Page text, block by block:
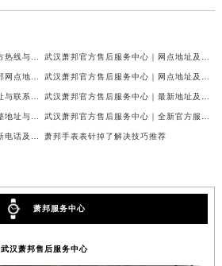
萧邦手表表针掉了解决技巧推荐
萧邦服务中心
武汉萧邦售后服务中心